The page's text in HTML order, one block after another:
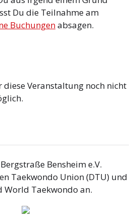
Du die Teilnahme am
Buchungenabsagen.
Veranstaltung noch nicht
Bensheim e.V.
Taekwondo Union (DTU) und
World Taekwondo an.